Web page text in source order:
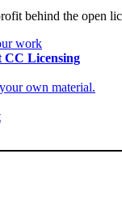
behind the open
work
CC Licensing
own material.